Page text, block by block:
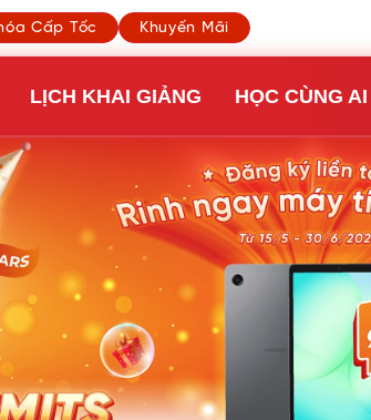
Cấp Tốc Khuyến Mãi
LỊCH KHAI GIẢNG HỌC CÙNG AI